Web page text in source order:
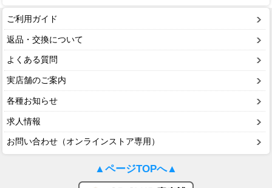
ご利用ガイド
返品・交換について
よくある質問
実店舗のご案内
各種お知らせ
求人情報
お問い合わせ（オンラインストア専用）
▲ページTOPへ▲